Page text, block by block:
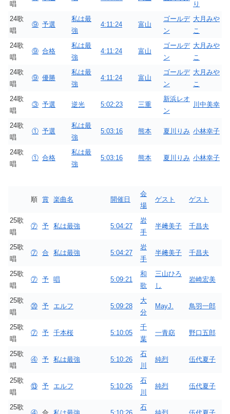
唱
り
24歌
唱
⑨ 予選
私は最
強
4:11:24 富山
ゴールデ
ン
大月みや
こ
24歌
唱
⑨ 合格
私は最
強
4:11:24 富山
ゴールデ
ン
大月みや
こ
24歌
唱
⑨ 優勝
私は最
強
4:11:24 富山
ゴールデ
ン
大月みや
こ
24歌
唱
③ 予選 逆光 5:02:23 三重
新浜レオ
ン
川中美幸
24歌
唱
① 予選
私は最
強
5:03:16 熊本 夏川りみ 小林幸子
24歌
唱
① 合格
私は最
強
5:03:16 熊本 夏川りみ 小林幸子
順 賞 楽曲名 開催日
会
場
ゲスト ゲスト
25歌
唱
⑦ 予 私は最強 5:04:27
岩
手
半﨑美子 千昌夫
25歌
唱
⑦ 合 私は最強 5:04:27
岩
手
半﨑美子 千昌夫
25歌
唱
⑦ 予 唱 5:09:21
和
歌
三山ひろ
し
岩崎宏美
25歌
唱
⑳ 予 エルフ 5:09:28
大
分
MayJ. 鳥羽一郎
25歌
唱
⑦ 予 千本桜 5:10:05
千
葉
一青窈 野口五郎
25歌
唱
④ 予 私は最強 5:10:26
石
川
純烈 伍代夏子
25歌
唱
⑬ 予 エルフ 5:10:26
石
川
純烈 伍代夏子
25歌 石